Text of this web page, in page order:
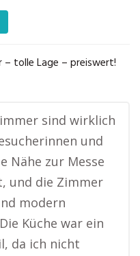
– tolle Lage – preiswert!
sind wirklich
und
Nähe zur Messe
und die Zimmer
modern
Küche war ein
da ich nicht